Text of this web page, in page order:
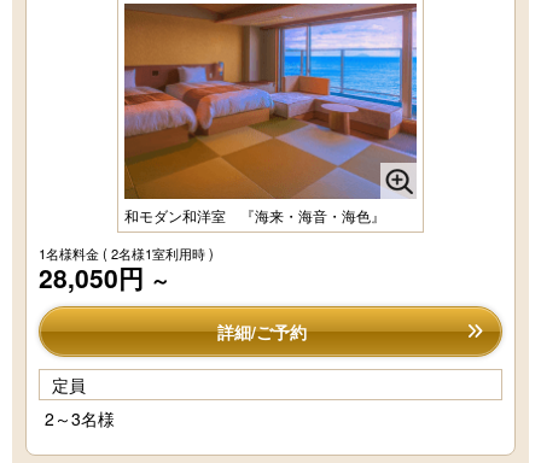
和モダン和洋室 『海来・海音・海色』
1名様料金( 2名様1室利用時 )
28,050円 ～
詳細/ご予約
定員
2～3名様